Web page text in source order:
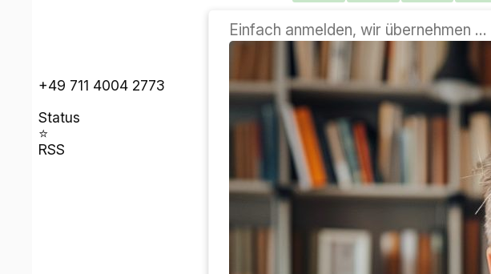
+49 711 4004 2773
Status
⭐
RSS
Einfach anmelden, wir übernehmen ...